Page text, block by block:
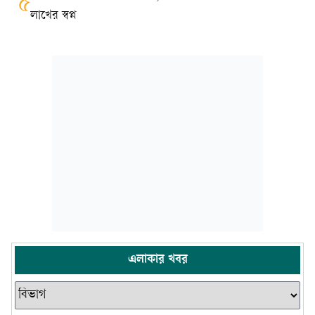
৫লাখের স্বপ্ন
এলাকার খবর